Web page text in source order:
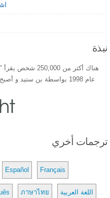
نبذة
هناك أكثر من
عام 1998 بواسطة بن ستيد و أصبح جزأ من شبكة Heartlight فى عام 2000
ترجمات أخري
Español Français
ภาษาไทย اللغة العربية